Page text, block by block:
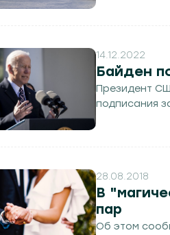
14.12.2022
Бaйдeн
Прeзидeнт
подписaния
28.08.2018
В
пар
Об этом